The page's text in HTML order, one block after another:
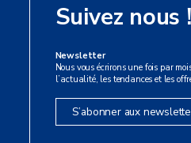
Suivez nous !
Newsletter
Nous vous écrirons une fois par
l’actualité, les tendances et les
S’abonner aux